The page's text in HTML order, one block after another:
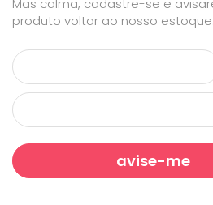
Mas calma, cadastre-se e
produto voltar ao nosso estoque.